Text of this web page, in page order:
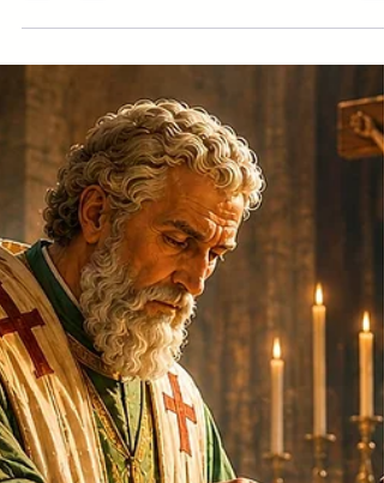
Reflexões Católicas
A Videira e os Ramos -
Permanecer em Cristo para
produzir frutos (João 15,1-11)
INTRODUÇÃO Entre as imagens empregadas
Jesus para revelar sua identidade e a vida nova
oferecida aos discípulos, poucas são tão densas
quanto a da videira e dos ramos. “Eu sou a
verdadeira, e meu Pai é o agricultor” (Jo 15,1). A
figura é simples, tomada do trabalho cotidiano,
mas abre diante de nós um mistério decisivo: a
existência cristã não nasce apenas da
por Cristo, nem de um esforço moral realizado à
distância. Ela procede de uma união real com